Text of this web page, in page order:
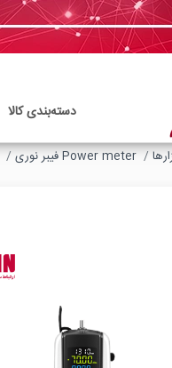
دسته‌بندی‌ کالا
Power meter فیبر نوری